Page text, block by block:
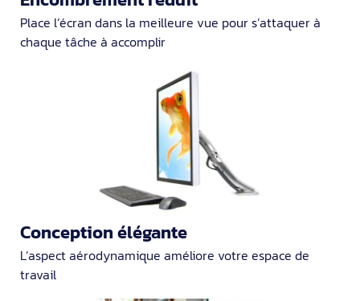
Place l’écran dans la meilleure vue pour s’attaquer à
chaque tâche à accomplir
Conception élégante
L’aspect aérodynamique améliore votre espace de
travail